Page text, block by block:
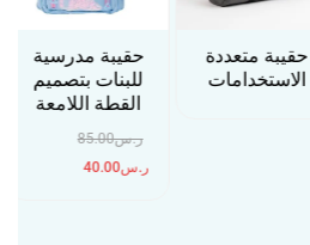
حقيبة متعددة
الاستخدامات
حقيبة مدرسية
للبنات بتصميم
القطة اللامعة
ر.س85.00
ر.س40.00